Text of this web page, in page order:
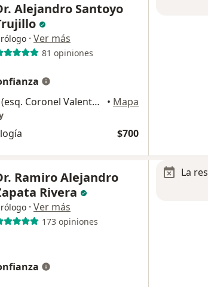
Alejandro Santoyo
· Ver más
81 opiniones
Rep. Ecuador 103, (esq. Coronel Valente Arteaga), Aguascalientes
• Mapa
$700
Ramiro Alejandro
Rivera
· Ver más
173 opiniones
La